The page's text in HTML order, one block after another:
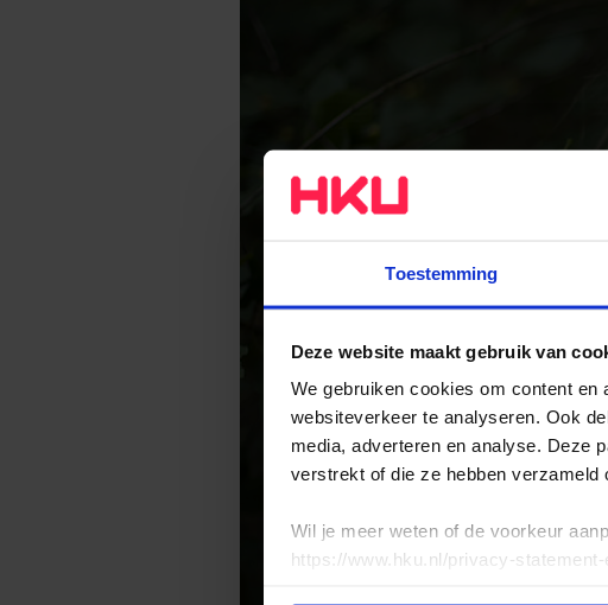
Toestemming
Deze website maakt gebruik van
We gebruiken cookies om content
websiteverkeer te analyseren. Ook
media, adverteren en analyse. Deze
verstrekt of die ze hebben
Wil je meer weten of de voorkeur
https://www.hku.nl/privacy-